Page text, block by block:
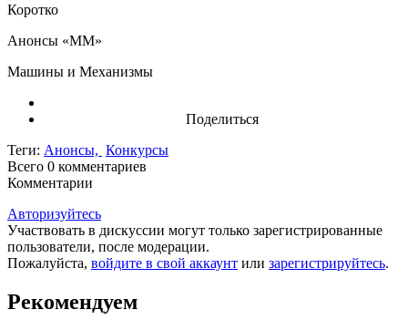
Коротко
Анонсы «ММ»
Машины и Механизмы
Поделиться
Теги: Анонсы, Конкурсы
Всего 0 комментариев
Комментарии
Авторизуйтесь
Участвовать в дискуссии могут только зарегистрированные
пользователи, после модерации.
Пожалуйста, войдите в свой аккаунт или зарегистрируйтесь.
Рекомендуем